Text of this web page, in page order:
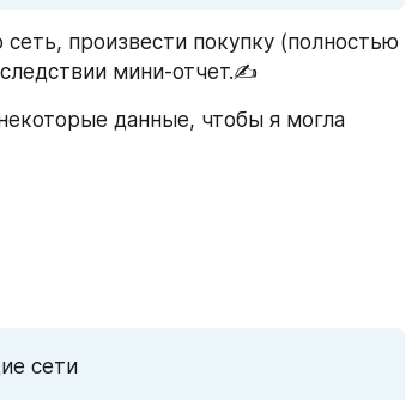
произвести покупку (полностью
мини-отчет.✍️
данные, чтобы я могла
сети